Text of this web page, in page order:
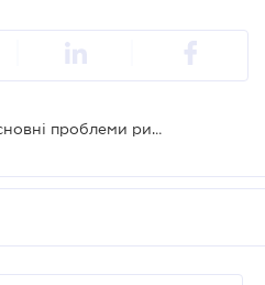
Безкоштовний вебінар: "Основні проблеми ринку нерухомості під час війни: правові ризики, кейси та нові виклики"